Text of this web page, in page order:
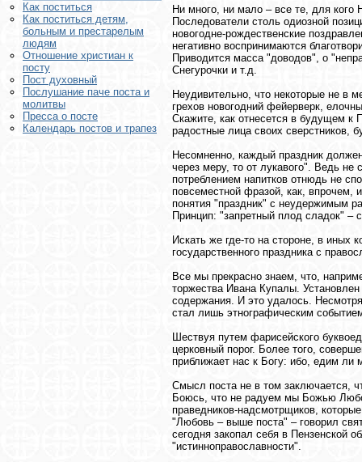
Как поститься
Как поститься детям,
больным и престарелым
людям
Отношение христиан к
посту
Пост духовный
Послушание паче поста и
молитвы
Пресса о посте
Календарь постов и трапез
Ни много, ни мало – все те, для кого
Последователи столь одиозной
новогодне-рождественские
негативно воспринимаются
Приводится масса "доводов", о
Снегурочки и т.д.
Неудивительно, что некоторые не в
грехов новогодний фейерверк,
Скажите, как отнесется в будущем к
радостные лица своих сверстников,
Несомненно, каждый праздник
через меру, то от лукавого". Ведь не
потреблением напитков отнюдь не
повсеместной фразой, как, впрочем,
понятия "праздник" с неудержимым
Принцип: "запретный плод сладок" –
Искать же где-то на стороне, в иных
государственного праздника с
Все мы прекрасно знаем, что,
торжества Ивана Купалы.
содержания. И это удалось.
стал лишь этнографическим
Шествуя путем фарисейского
церковный порог. Более того,
приближает нас к Богу: ибо, едим ли
Смысл поста не в том заключается,
Боюсь, что не радуем мы Божью
праведников-надсмотрщиков,
"Любовь – выше поста" – говорил
сегодня закопал себя в Пензенской
"истинноправославности".